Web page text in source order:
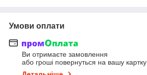
Умови оплати
Ви отримаєте замовлення
або гроші повернуться на вашу картку